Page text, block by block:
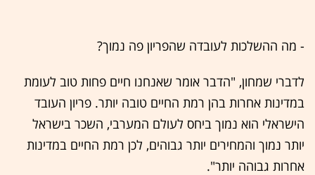
- מה ההשלכות לעובדה שהפריון פה נמוך?
לדברי שמחון, "הדבר אומר שאנחנו חיים פחות טוב לעומת
במדינות אחרות בהן רמת החיים טובה יותר. פריון העובד
הישראלי הוא נמוך ביחס לעולם המערבי, השכר בישראל
יותר נמוך והמחירים יותר גבוהים, לכן רמת החיים במדינות
אחרות גבוהה יותר".